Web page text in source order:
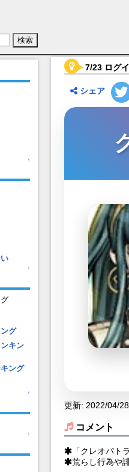
理恵)【Fate/Grand
↑
↑
グ
キン
ング
↑
↑
7/23 ログ
シェア
更新: 2022/04/28
コメント
「クレオパト
荒らし行為や